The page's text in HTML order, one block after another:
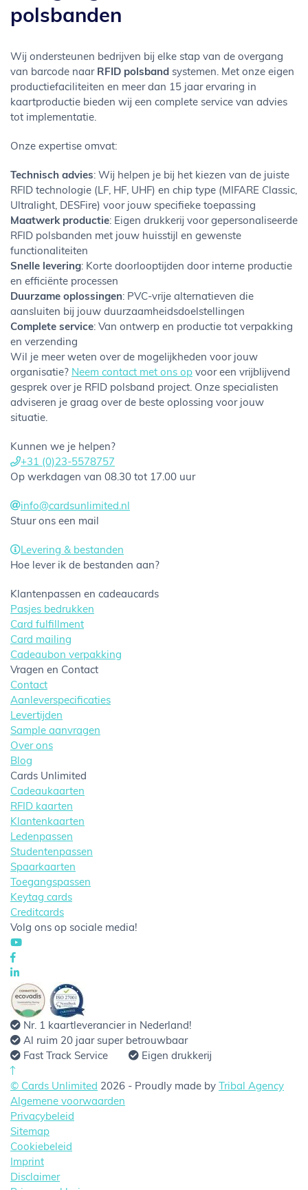
polsbanden
Wij ondersteunen bedrijven bij elke stap van de overgang
van barcode naar RFID polsband systemen. Met onze eigen
productiefaciliteiten en meer dan 15 jaar ervaring in
kaartproductie bieden wij een complete service van advies
tot implementatie.
Onze expertise omvat:
Technisch advies: Wij helpen je bij het kiezen van de juiste
RFID technologie (LF, HF, UHF) en chip type (MIFARE Classic,
Ultralight, DESFire) voor jouw specifieke toepassing
Maatwerk productie: Eigen drukkerij voor gepersonaliseerde
RFID polsbanden met jouw huisstijl en gewenste
functionaliteiten
Snelle levering: Korte doorlooptijden door interne productie
en efficiënte processen
Duurzame oplossingen: PVC-vrije alternatieven die
aansluiten bij jouw duurzaamheidsdoelstellingen
Complete service: Van ontwerp en productie tot verpakking
en verzending
Wil je meer weten over de mogelijkheden voor jouw
organisatie? Neem contact met ons op voor een vrijblijvend
gesprek over je RFID polsband project. Onze specialisten
adviseren je graag over de beste oplossing voor jouw
situatie.
Kunnen we je helpen?
+31 (0)23-5578757
Op werkdagen van 08.30 tot 17.00 uur
info@cardsunlimited.nl
Stuur ons een mail
Levering & bestanden
Hoe lever ik de bestanden aan?
Klantenpassen en cadeaucards
Pasjes bedrukken
Card fulfillment
Card mailing
Cadeaubon verpakking
Vragen en Contact
Contact
Aanleverspecificaties
Levertijden
Sample aanvragen
Over ons
Blog
Cards Unlimited
Cadeaukaarten
RFID kaarten
Klantenkaarten
Ledenpassen
Studentenpassen
Spaarkaarten
Toegangspassen
Keytag cards
Creditcards
Volg ons op sociale media!
Nr. 1 kaartleverancier in Nederland!
Al ruim 20 jaar super betrouwbaar
Fast Track Service
Eigen drukkerij
© Cards Unlimited 2026 - Proudly made by Tribal Agency
Algemene voorwaarden
Privacybeleid
Sitemap
Cookiebeleid
Imprint
Disclaimer